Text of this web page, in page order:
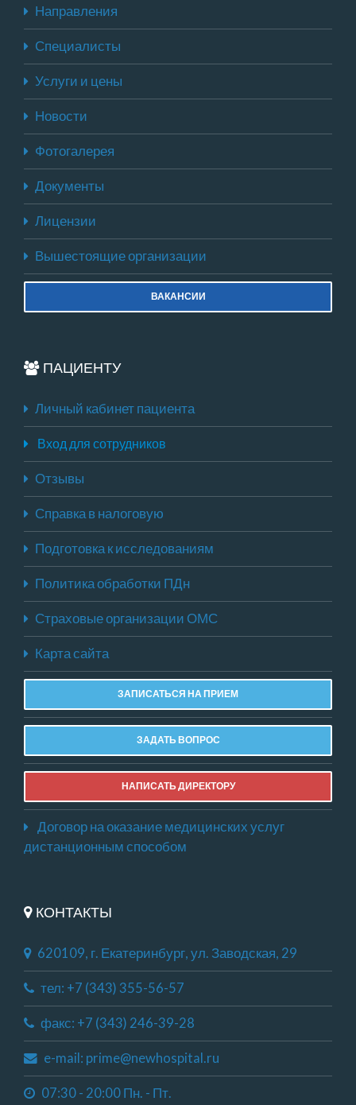
Направления
Специалисты
Услуги и цены
Новости
Фотогалерея
Документы
Лицензии
Вышестоящие организации
ВАКАНСИИ
ПАЦИЕНТУ
Личный кабинет пациента
Вход для сотрудников
Отзывы
Справка в налоговую
Подготовка к исследованиям
Политика обработки ПДн
Страховые организации ОМС
Карта сайта
ЗАПИСАТЬСЯ НА ПРИЕМ
ЗАДАТЬ ВОПРОС
НАПИСАТЬ ДИРЕКТОРУ
Договор на оказание медицинских услуг
дистанционным способом
КОНТАКТЫ
620109, г. Екатеринбург, ул. Заводская, 29
тел: +7 (343) 355-56-57
факс: +7 (343) 246-39-28
e-mail: prime@newhospital.ru
07:30 - 20:00 Пн. - Пт.